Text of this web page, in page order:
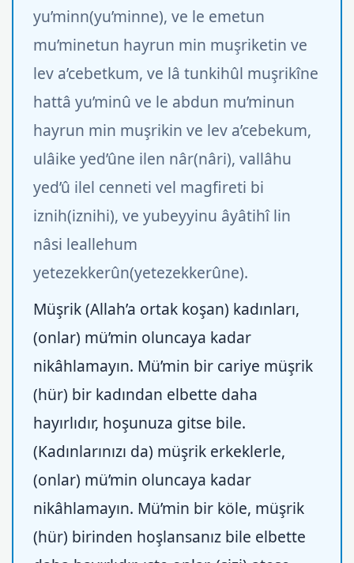
yu’minn(yu’minne), ve le emetun
mu’minetun hayrun min muşriketin ve
lev a’cebetkum, ve lâ tunkihûl muşrikîne
hattâ yu’minû ve le abdun mu’minun
hayrun min muşrikin ve lev a’cebekum,
ulâike yed’ûne ilen nâr(nâri), vallâhu
yed’û ilel cenneti vel magfireti bi
iznih(iznihi), ve yubeyyinu âyâtihî lin
nâsi leallehum
yetezekkerûn(yetezekkerûne).
Müşrik (Allah’a ortak koşan) kadınları,
(onlar) mü’min oluncaya kadar
nikâhlamayın. Mü’min bir cariye müşrik
(hür) bir kadından elbette daha
hayırlıdır, hoşunuza gitse bile.
(Kadınlarınızı da) müşrik erkeklerle,
(onlar) mü’min oluncaya kadar
nikâhlamayın. Mü’min bir köle, müşrik
(hür) birinden hoşlansanız bile elbette